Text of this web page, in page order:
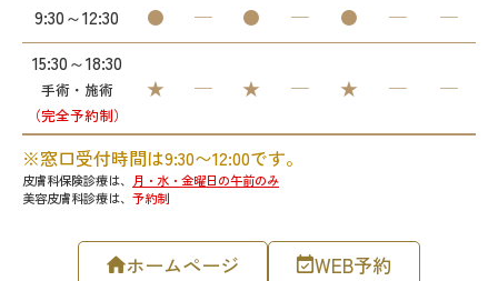
ホームページ WEB予約